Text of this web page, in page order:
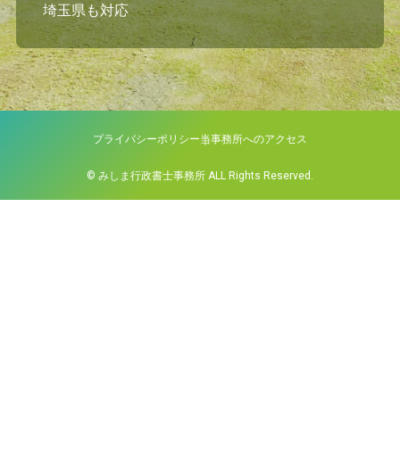
埼玉県も対応
プライバシーポリシー当事務所へのアクセス
© みしま行政書士事務所 ALL Rights Reserved.